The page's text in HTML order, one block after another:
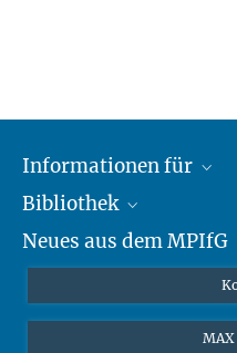
Informationen für
Forschende
Gäste
Bibliothek
Profil
Neues aus dem MPIfG
Newsletter abonnieren